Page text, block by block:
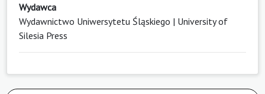
Wydawca
Wydawnictwo Uniwersytetu Śląskiego | University of
Silesia Press